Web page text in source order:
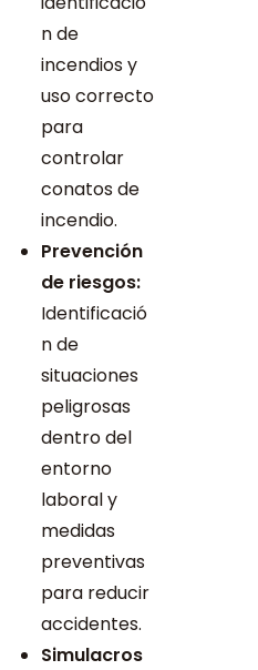
n de
incendios y
uso correcto
para
controlar
conatos de
incendio.
Prevención
de riesgos:
Identificació
n de
situaciones
peligrosas
dentro del
entorno
laboral y
medidas
preventivas
para reducir
accidentes.
Simulacros